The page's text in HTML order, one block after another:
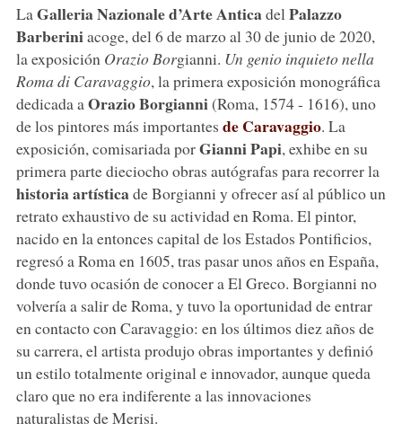
La Galleria Nazionale d’Arte Anticadel Palazzo
Barberiniacoge, del 6 de marzo al 30 de junio de 2020,
la exposición Orazio Borgianni. Un genio inquieto nella
Roma di Caravaggio, la primera exposición monográfica
dedicada a Orazio Borgianni(Roma, 1574 - 1616), uno
de los pintores más importantes de Caravaggio. La
exposición, comisariada porGianni Papi, exhibe en su
primera parte dieciocho obras autógrafas para recorrer la
historia artísticade Borgianni y ofrecer así al público un
retrato exhaustivo de su actividad en Roma. El pintor,
nacido en la entonces capital de los Estados Pontificios,
regresó a Roma en 1605, tras pasar unos años en España,
donde tuvo ocasión de conocer a El Greco. Borgianni no
volvería a salir de Roma, y tuvo la oportunidad de entrar
en contacto con Caravaggio: en los últimos diez años de
su carrera, el artista produjo obras importantes y definió
un estilo totalmente original e innovador, aunque queda
claro que no era indiferente a las innovaciones
naturalistas de Merisi.